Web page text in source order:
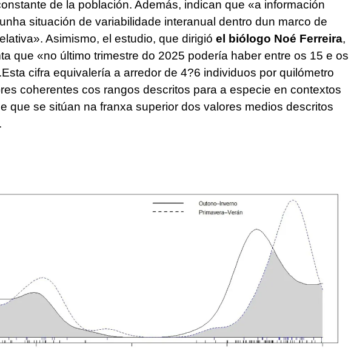
de la población. Además, indican que «a información
situación de variabilidade interanual dentro dun marco de
». Asimismo, el estudio, que dirigió el biólogo Noé Ferreira,
que «no último trimestre do 2025 podería haber entre os 15 e os
cifra equivalería a arredor de 4?6 individuos por quilómetro
coherentes cos rangos descritos para a especie en contextos
que se sitúan na franxa superior dos valores medios descritos